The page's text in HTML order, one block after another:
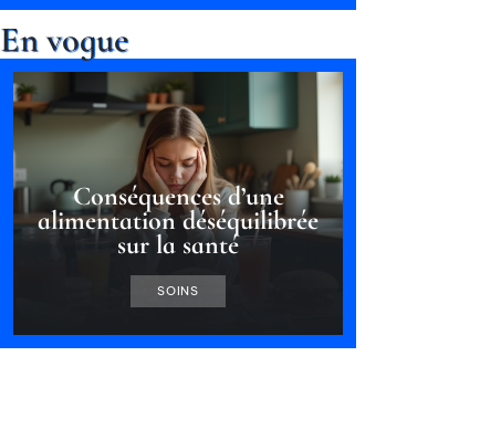
En vogue
Conséquences d’une
alimentation déséquilibrée
sur la santé
SOINS